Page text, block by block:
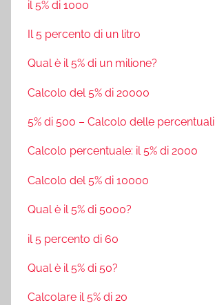
il 5% di 1000
Il 5 percento di un litro
Qual è il 5% di un milione?
Calcolo del 5% di 20000
5% di 500 – Calcolo delle percentuali
Calcolo percentuale: il 5% di 2000
Calcolo del 5% di 10000
Qual è il 5% di 5000?
il 5 percento di 60
Qual è il 5% di 50?
Calcolare il 5% di 20